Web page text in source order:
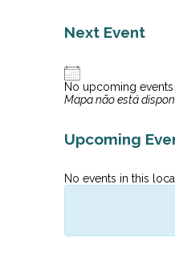
Next Event
No upcoming events
Mapa não está
Upcoming
No events in this